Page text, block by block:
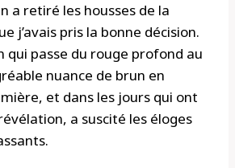
a retiré les housses de la
j’avais pris la bonne décision.
qui passe du rouge profond au
nuance de brun en
et dans les jours qui ont
a suscité les éloges